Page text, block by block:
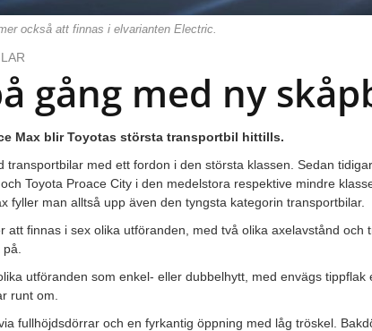
också att finnas i elvarianten Electric.
gång med ny
Max blir Toyotas största transportbil hittills.
transportbilar med ett fordon i den största klassen. Sedan
Toyota Proace City i den medelstora respektive mindre
fyller man alltså upp även den tyngsta kategorin transportbilar.
att finnas i sex olika utföranden, med två olika axelavstånd och
utföranden som enkel- eller dubbelhytt, med envägs tippflak
runt om.
fullhöjdsdörrar och en fyrkantig öppning med låg tröskel.